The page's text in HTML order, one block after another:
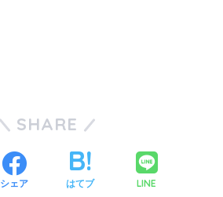
SHARE
シェア はてブ LINE